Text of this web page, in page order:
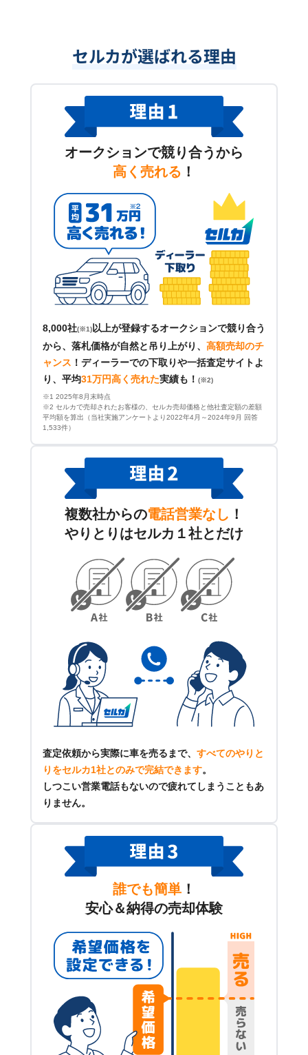
セルカが選ばれる理由
オークションで競り合うから
高く売れる ！
8,000社(※1) 以上が登録するオークションで競り合う
から、落札価格が自然と吊り上がり、 高額売却のチ
ャンス ！ ディーラーでの下取りや一括査定サイトよ
り、平均31万円高く売れた実績も！ (※2)
※1 2025年8月末時点
※2 セルカで売却されたお客様の、セルカ売却価格と他社査定額の差額
平均額を算出（当社実施アンケートより2022年4月～2024年9月 回答
1,533件）
複数社からの電話営業なし ！
やりとりはセルカ１社とだけ
査定依頼から実際に車を売るまで、 すべてのやりと
りをセルカ1社とのみで完結できます。
しつこい営業電話もないので疲れてしまうこともあ
りません。
誰でも簡単 ！
安心＆納得の売却体験